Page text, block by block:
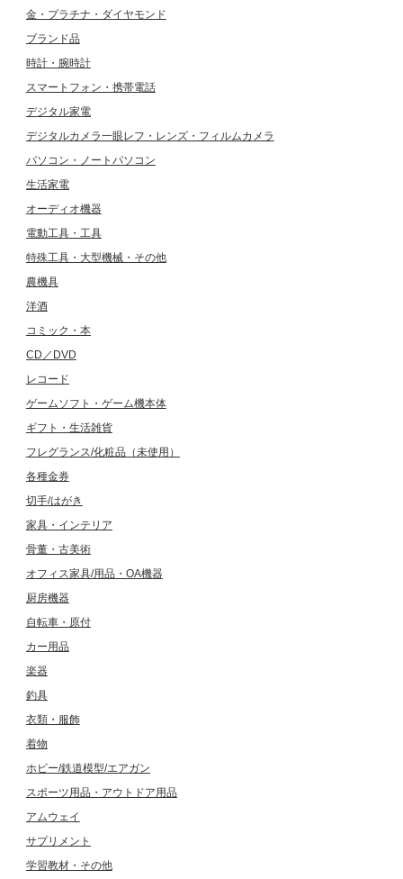
金・プラチナ・ダイヤモンド
ブランド品
時計・腕時計
スマートフォン・携帯電話
デジタル家電
デジタルカメラ一眼レフ・レンズ・フィルムカメラ
パソコン・ノートパソコン
生活家電
オーディオ機器
電動工具・工具
特殊工具・大型機械・その他
農機具
洋酒
コミック・本
CD／DVD
レコード
ゲームソフト・ゲーム機本体
ギフト・生活雑貨
フレグランス/化粧品（未使用）
各種金券
切手/はがき
家具・インテリア
骨董・古美術
オフィス家具/用品・OA機器
厨房機器
自転車・原付
カー用品
楽器
釣具
衣類・服飾
着物
ホビー/鉄道模型/エアガン
スポーツ用品・アウトドア用品
アムウェイ
サプリメント
学習教材・その他